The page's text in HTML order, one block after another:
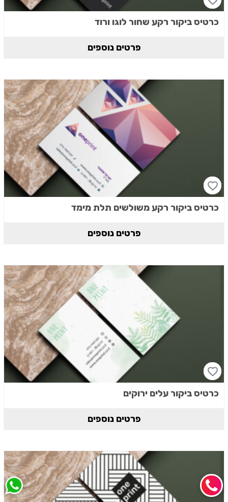
כרטיס ביקור רקע שחור לוגו ורוד
פרטים נוספים
כרטיס ביקור רקע משולשים תלת מימד
פרטים נוספים
כרטיס ביקור עלים ירוקים
פרטים נוספים